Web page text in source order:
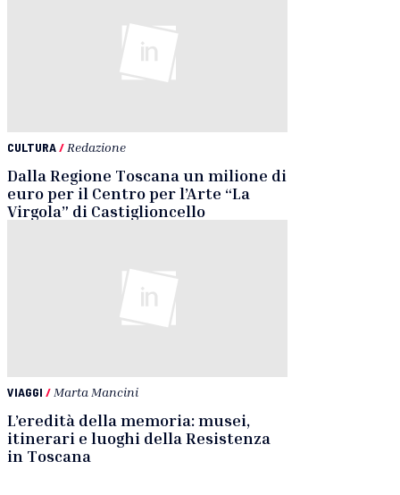
CULTURA/ Redazione
Dalla Regione Toscana un milione di
euro per il Centro per l’Arte “La
Virgola” di Castiglioncello
VIAGGI / Marta Mancini
L’eredità della memoria: musei,
itinerari e luoghi della Resistenza
in Toscana